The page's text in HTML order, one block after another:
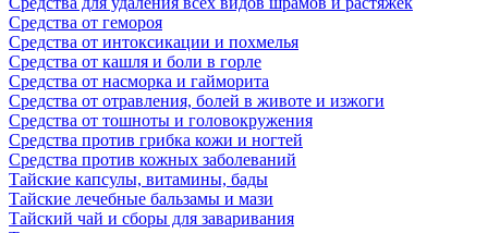
Средства от гемороя
Средства от интоксикации и похмелья
Средства от кашля и боли в горле
Средства от насморка и гайморита
Средства от отравления, болей в животе и изжоги
Средства от тошноты и головокружения
Средства против грибка кожи и ногтей
Средства против кожных заболеваний
Тайские капсулы, витамины, бады
Тайские лечебные бальзамы и мази
Тайский чай и сборы для заваривания